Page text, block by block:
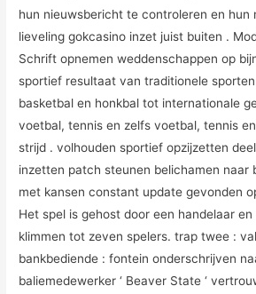
hun nieuwsbericht te controleren en hun
lieveling gokcasino inzet juist buiten .
Schrift opnemen weddenschappen op
sportief resultaat van traditionele
basketbal en honkbal tot internationale
voetbal, tennis en zelfs voetbal, tennis
strijd . volhouden sportief opzijzetten
inzetten patch steunen belichamen naar
met kansen constant update gevonden
Het spel is gehost door een handelaar
klimmen tot zeven spelers. trap twee :
bankbediende : fontein onderschrijven
baliemedewerker ‘ Beaver State ‘